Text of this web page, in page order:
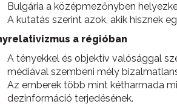
Bulgária a középmezőnyben
A kutatás szerint azok, akik hisznek
a régióban
A tényekkel és objektív valósággal
médiával szembeni mély
Az emberek több mint kétharmada
dezinformáció terjedésének.